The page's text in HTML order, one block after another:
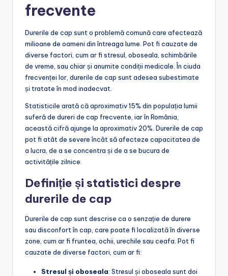
frecvente
Durerile de cap sunt o problemă comună care afectează
milioane de oameni din întreaga lume. Pot fi cauzate de
diverse factori, cum ar fi stresul, oboseala, schimbările
de vreme, sau chiar și anumite condiții medicale. În ciuda
frecvenței lor, durerile de cap sunt adesea subestimate
și tratate în mod inadecvat.
Statisticile arată că aproximativ 15% din populația lumii
suferă de dureri de cap frecvente, iar în România,
această cifră ajunge la aproximativ 20%. Durerile de cap
pot fi atât de severe încât să afecteze capacitatea de
a lucra, de a se concentra și de a se bucura de
activitățile zilnice.
Definiție și statistici despre
durerile de cap
Durerile de cap sunt descrise ca o senzație de durere
sau disconfort în cap, care poate fi localizată în diverse
zone, cum ar fi fruntea, ochii, urechile sau ceafa. Pot fi
cauzate de diverse factori, cum ar fi:
Stresul și oboseala: Stresul și oboseala sunt doi